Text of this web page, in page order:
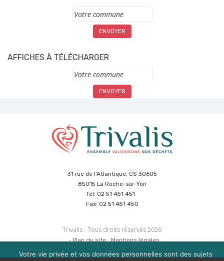
Commune
AFFICHES À TÉLÉCHARGER
Commune
31 rue de l'Atlantique, CS 30605
85015 La Roche-sur-Yon
Tél: 02 51 451 451
Fax: 02 51 451 450
Trivalis - Tous droits réservés 2026
Plan du site
Mentions légales
Politique de sécurité des données
Votre vie privée et vos données personnelles sont des sujets